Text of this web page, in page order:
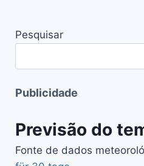
Pesquisar
Publicidade
Previsão do
Fonte de dados